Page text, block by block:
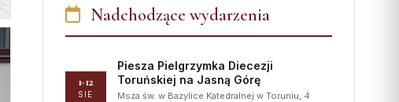
Nadchodzące wydarzenia
1-12
SIE
Piesza Pielgrzymka Diecezji
Toruńskiej na Jasną Górę
Msza św. w Bazylice Katedralnej w Toruniu, 4